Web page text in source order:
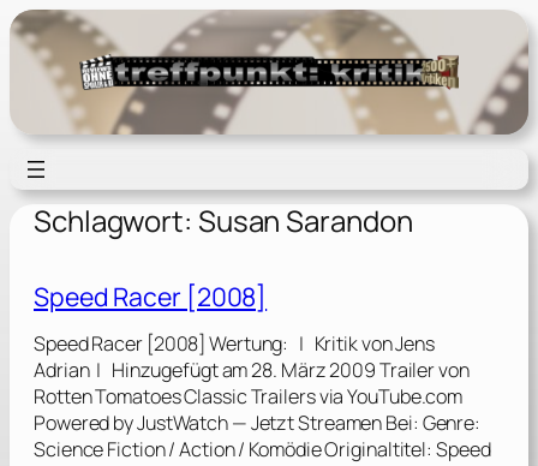
Zum
Inhalt
springen
Schlagwort: Susan Sarandon
Speed Racer [2008]
Speed Racer [2008] Wertung: | Kritik von Jens
Adrian | Hinzugefügt am 28. März 2009 Trailer von
Rotten Tomatoes Classic Trailers via YouTube.com
Powered by JustWatch — Jetzt Streamen Bei: Genre:
Science Fiction / Action / Komödie Originaltitel: Speed